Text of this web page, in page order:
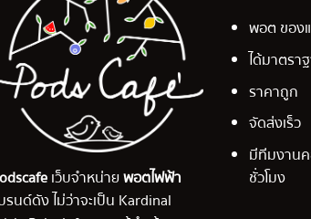
เว็บจำหน่ายพอตไฟฟ้า
รนด์ดัง ไม่ว่าจะเป็น Kardinal
พอต ของ
ได้มาตรา
ราคาถูก
จัดส่งเร็ว
มีทีมงาน
ชั่วโมง